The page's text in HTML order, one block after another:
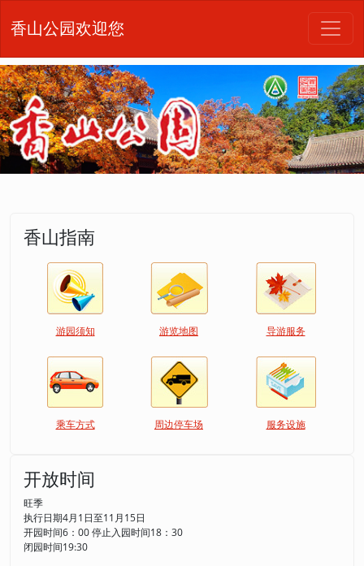
香山公园欢迎您
香山指南
游园须知 游览地图 导游服务
乘车方式 周边停车场 服务设施
开放时间
旺季
执行日期4月1日至11月15日
开园时间6：00 停止入园时间18：30
闭园时间19:30